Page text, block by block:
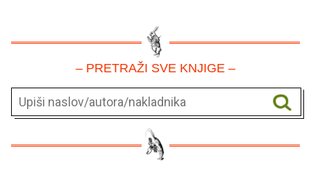
– PRETRAŽI SVE KNJIGE –